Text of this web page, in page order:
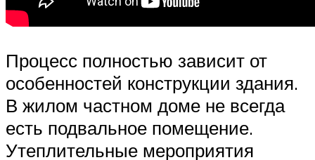
Процесс полностью зависит от
особенностей конструкции здания.
В жилом частном доме не всегда
есть подвальное помещение.
Утеплительные мероприятия